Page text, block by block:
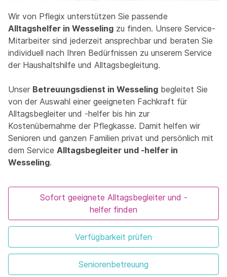
Wir von Pflegix unterstützen Sie passende
Alltagshelfer in Wesseling zu finden. Unsere Service-
Mitarbeiter sind jederzeit ansprechbar und beraten Sie
individuell nach Ihren Bedürfnissen zu unserem Service
der Haushaltshilfe und Alltagsbegleitung.
Unser Betreuungsdienst in Wesseling begleitet Sie
von der Auswahl einer geeigneten Fachkraft für
Alltagsbegleiter und -helfer bis hin zur
Kostenübernahme der Pflegkasse. Damit helfen wir
Senioren und ganzen Familien privat und persönlich mit
dem Service Alltagsbegleiter und -helfer in
Wesseling.
Sofort geeignete Alltagsbegleiter und -
helfer finden
Verfügbarkeit prüfen
Seniorenbetreuung